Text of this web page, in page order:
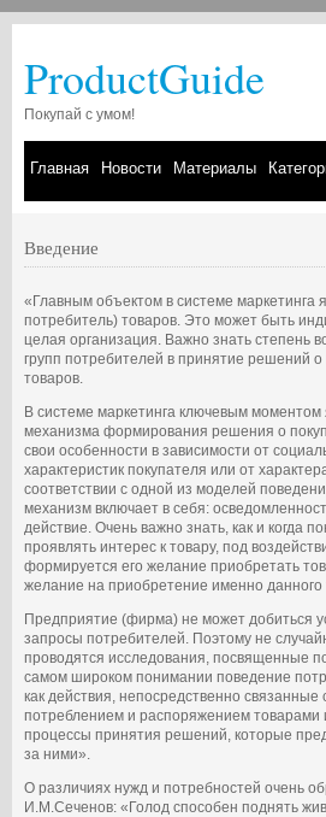
ProductGuide
Покупай с умом!
Главная Новости Материалы
Введение
«Главным объектом в системе маркетинга
потребитель) товаров. Это может быть
целая организация. Важно знать степень
групп потребителей в принятие решений о
товаров.
В системе маркетинга ключевым
механизма формирования решения о
свои особенности в зависимости от
характеристик покупателя или от
соответствии с одной из моделей
механизм включает в себя:
действие. Очень важно знать, как и когда
проявлять интерес к товару, под
формируется его желание приобретать
желание на приобретение именно данного
Предприятие (фирма) не может добиться
запросы потребителей. Поэтому не
проводятся исследования, посвященные
самом широком понимании поведение
как действия, непосредственно связанные
потреблением и распоряжением товарами
процессы принятия решений, которые
за ними».
О различиях нужд и потребностей очень
И.М.Сеченов: «Голод способен поднять